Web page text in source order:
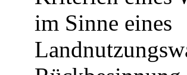
im Sinne eines